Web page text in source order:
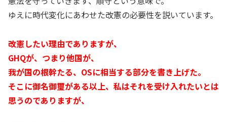
ゆえに時代変化にあわせた改憲の必要性を説いています。
改憲したい理由でありますが、
GHQが、つまり他国が、
我が国の根幹たる、OSに相当する部分を書き上げた。
そこに御名御璽がある以上、私はそれを受け入れたいとは
思うのでありますが、